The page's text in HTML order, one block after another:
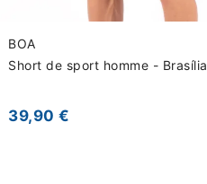
BOA
Short de sport homme - Brasília
39,90 €